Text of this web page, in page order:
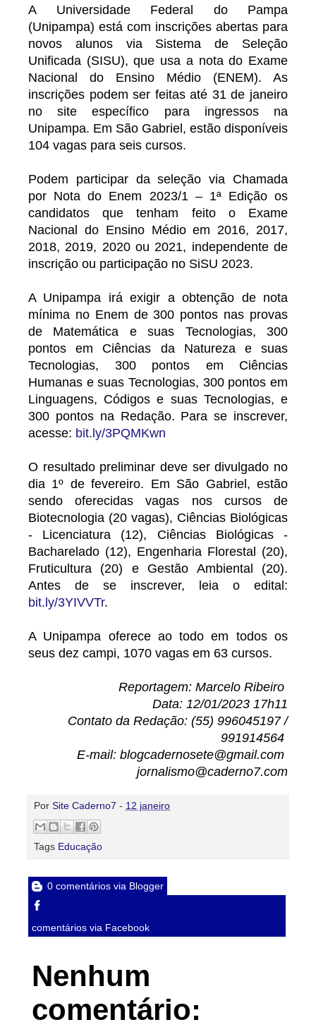
A Universidade Federal do Pampa
(Unipampa) está com inscrições abertas para
novos alunos via Sistema de Seleção
Unificada (SISU), que usa a nota do Exame
Nacional do Ensino Médio (ENEM). As
inscrições podem ser feitas até 31 de janeiro
no site específico para ingressos na
Unipampa. Em São Gabriel, estão disponíveis
104 vagas para seis cursos.
Podem participar da seleção via Chamada
por Nota do Enem 2023/1 – 1ª Edição os
candidatos que tenham feito o Exame
Nacional do Ensino Médio em 2016, 2017,
2018, 2019, 2020 ou 2021, independente de
inscrição ou participação no SiSU 2023.
A Unipampa irá exigir a obtenção de nota
mínima no Enem de 300 pontos nas provas
de Matemática e suas Tecnologias, 300
pontos em Ciências da Natureza e suas
Tecnologias, 300 pontos em Ciências
Humanas e suas Tecnologias, 300 pontos em
Linguagens, Códigos e suas Tecnologias, e
300 pontos na Redação. Para se inscrever,
acesse: bit.ly/3PQMKwn
O resultado preliminar deve ser divulgado no
dia 1º de fevereiro. Em São Gabriel, estão
sendo oferecidas vagas nos cursos de
Biotecnologia (20 vagas), Ciências Biológicas
- Licenciatura (12), Ciências Biológicas -
Bacharelado (12), Engenharia Florestal (20),
Fruticultura (20) e Gestão Ambiental (20).
Antes de se inscrever, leia o edital:
bit.ly/3YIVVTr.
A Unipampa oferece ao todo em todos os
seus dez campi, 1070 vagas em 63 cursos.
Reportagem: Marcelo Ribeiro
Data: 12/01/2023 17h11
Contato da Redação: (55) 996045197 /
991914564
E-mail: blogcadernosete@gmail.com
jornalismo@caderno7.com
Por Site Caderno7 - 12 janeiro
Tags Educação
0 comentários via Blogger
comentários via Facebook
Nenhum
comentário: